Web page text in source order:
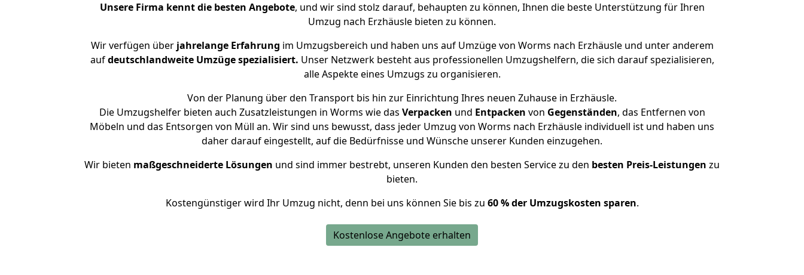
Unsere Firma kennt die besten Angebote, und wir sind stolz darauf, behaupten zu können, Ihnen die beste Unterstützung für Ihren
Umzug nach Erzhäusle bieten zu können.
Wir verfügen überjahrelange Erfahrung im Umzugsbereich und haben uns auf Umzüge von Worms nach Erzhäusle und unter anderem
aufdeutschlandweite Umzüge spezialisiert. Unser Netzwerk besteht aus professionellen Umzugshelfern, die sich darauf spezialisieren,
alle Aspekte eines Umzugs zu organisieren.
Von der Planung über den Transport bis hin zur Einrichtung Ihres neuen Zuhause in Erzhäusle.
Die Umzugshelfer bieten auch Zusatzleistungen in Worms wie das Verpacken und Entpacken von Gegenständen, das Entfernen von
Möbeln und das Entsorgen von Müll an. Wir sind uns bewusst, dass jeder Umzug von Worms nach Erzhäusle individuell ist und haben uns
daher darauf eingestellt, auf die Bedürfnisse und Wünsche unserer Kunden einzugehen.
Wir bieten maßgeschneiderte Lösungen und sind immer bestrebt, unseren Kunden den besten Service zu den besten Preis-Leistungen zu
bieten.
Kostengünstiger wird Ihr Umzug nicht, denn bei uns können Sie bis zu 60 % der Umzugskosten sparen.
Kostenlose Angebote erhalten